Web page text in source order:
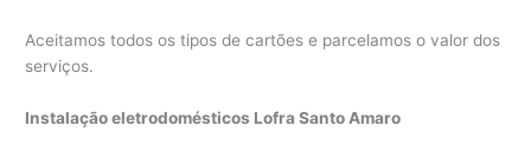
Aceitamos todos os tipos de cartões e parcelamos o valor dos
serviços.
Instalação eletrodomésticos Lofra Santo Amaro